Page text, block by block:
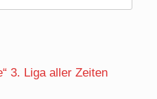
3. Liga aller Zeiten